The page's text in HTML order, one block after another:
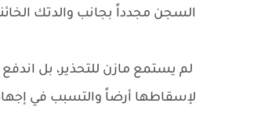
السجن مجدداً بجانب والدتك
لم يستمع مازن للتحذير، بل اندفع
لإسقاطها أرضاً والتسبب في